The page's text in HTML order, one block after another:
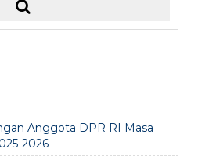
Anggota DPR RI Masa
2026